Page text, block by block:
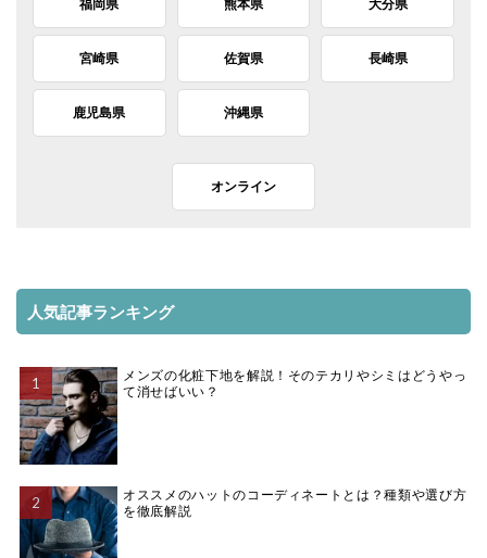
福岡県 熊本県 大分県
宮崎県 佐賀県 長崎県
鹿児島県 沖縄県
オンライン
人気記事ランキング
メンズの化粧下地を解説！そのテカリやシミはどうやっ
て消せばいい？
オススメのハットのコーディネートとは？種類や選び方
を徹底解説